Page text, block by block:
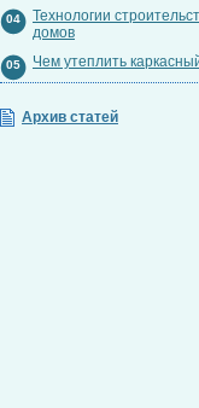
04
Технологии
домов
05 Чем утеплить
Архив статей